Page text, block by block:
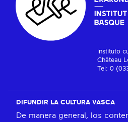
Instituto
Château
Tel: 0
DIFUNDIR LA CULTURA VASCA
De manera general, los